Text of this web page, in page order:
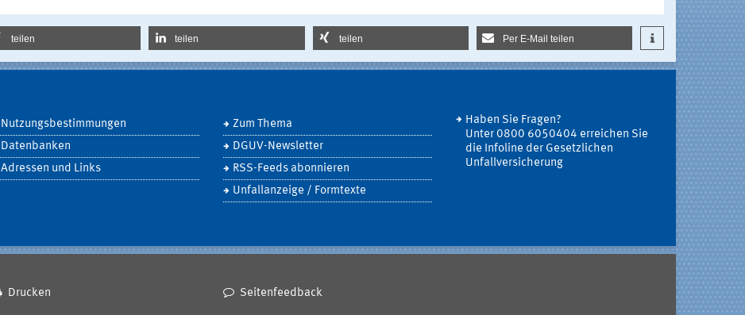
teilen teilen teilen Per E-Mail teilen
Nutzungsbestimmungen
Datenbanken
Adressen und Links
Zum Thema
DGUV-Newsletter
RSS-Feeds abonnieren
Unfallanzeige / Formtexte
Haben Sie Fragen?
Unter 0800 6050404 erreichen Sie
die Infoline der Gesetzlichen
Unfallversicherung
Drucken Seitenfeedback